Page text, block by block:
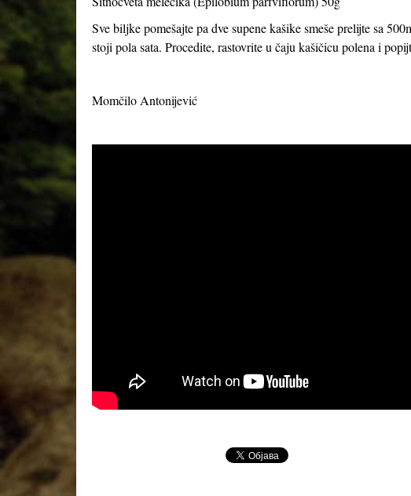
Sve biljke pomešajte pa dve supene kašike smeše prelijte sa
stoji pola sata. Procedite, rastovrite u čaju kašičicu polena i
Momčilo Antonijević